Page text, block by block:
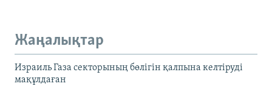
Жаңалықтар
Израиль Газа секторының бөлігін қалпына келтіруді
мақұлдаған